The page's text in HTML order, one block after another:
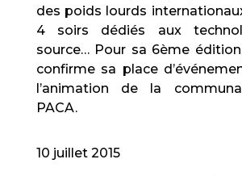
des poids lourds
4 soirs dédiés aux
source… Pour sa 6ème
confirme sa place
l’animation de la
PACA.
10 juillet 2015